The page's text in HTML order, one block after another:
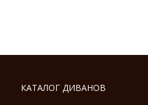
КАТАЛОГ ДИВАНОВ